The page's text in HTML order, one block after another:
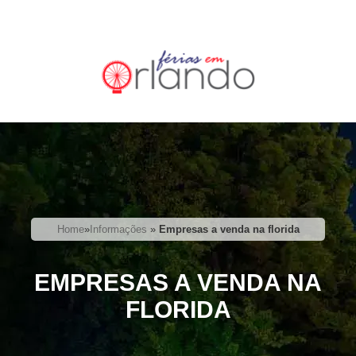
Home»Informações » Empresas a venda na florida
EMPRESAS A VENDA NA
FLORIDA